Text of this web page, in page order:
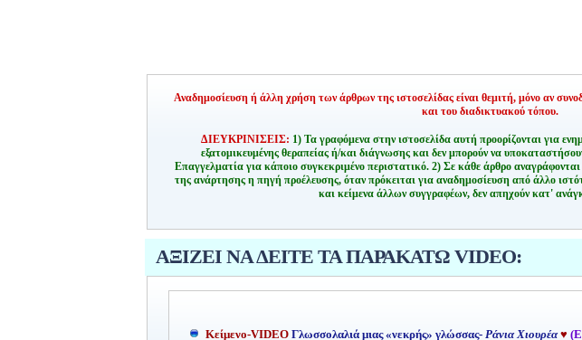
Αναδημοσίευση ή άλλη χρήση των άρθρων της ιστοσελίδας είναι θεμιτή, μόνο αν
και του διαδικτυακού τόπου.
ΔΙΕΥΚΡΙΝΙΣΕΙΣ: 1) Τα γραφόμενα στην ιστοσελίδα αυτή προορίζονται για
εξατομικευμένης θεραπείας ή/και διάγνωσης και δεν μπορούν να
Επαγγελματία για κάποιο συγκεκριμένο περιστατικό. 2) Σε κάθε άρθρο
της ανάρτησης η πηγή προέλευσης, όταν πρόκειται για αναδημοσίευση από άλλο
και κείμενα άλλων συγγραφέων, δεν απηχούν κατ'
ΑΞΙΖΕΙ ΝΑ ΔΕΙΤΕ ΤΑ ΠΑΡΑΚΑΤΩ VIDEO:
Kείμενο-VIDEO Γλωσσολαλιά μιας «νεκρής» γλώσσας- Ράνια Χιουρέα ♥